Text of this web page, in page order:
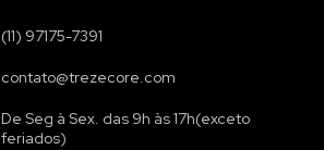
(11) 97175-7391
contato@trezecore.com
De Seg à Sex. das 9h às 17h(exceto
feriados)